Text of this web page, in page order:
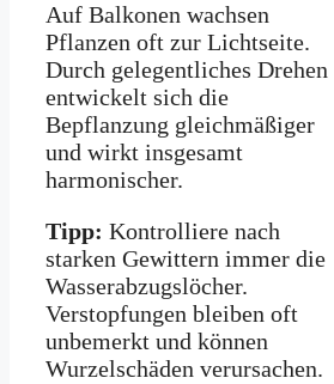
Auf Balkonen wachsen
Pflanzen oft zur Lichtseite.
Durch gelegentliches Drehen
entwickelt sich die
Bepflanzung gleichmäßiger
und wirkt insgesamt
harmonischer.
Tipp: Kontrolliere nach
starken Gewittern immer die
Wasserabzugslöcher.
Verstopfungen bleiben oft
unbemerkt und können
Wurzelschäden verursachen.